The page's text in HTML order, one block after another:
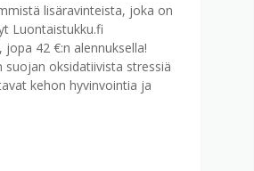
lisäravinteista, joka on
Luontaistukku.fi
42 €:n alennuksella!
oksidatiivista stressiä
kehon hyvinvointia ja